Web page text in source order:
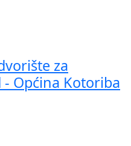
za
Općina Kotoriba